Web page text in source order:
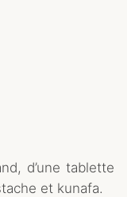
d’une tablette
et kunafa.